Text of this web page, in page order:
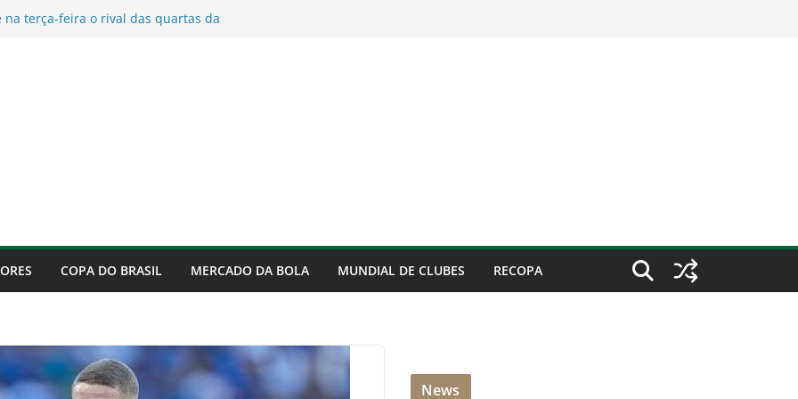
na terça-feira o rival das quartas da
COPA DO BRASIL MERCADO DA BOLA MUNDIAL DE CLUBES RECOPA
News